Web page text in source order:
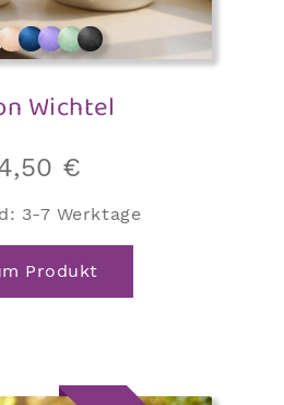
Wichtel
€
3-7 Werktage
Produkt